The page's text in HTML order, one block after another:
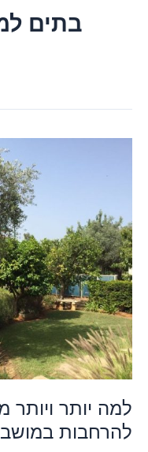
בתים
למה יותר
להרחבות
עוברות
להרחבות
במושבים?